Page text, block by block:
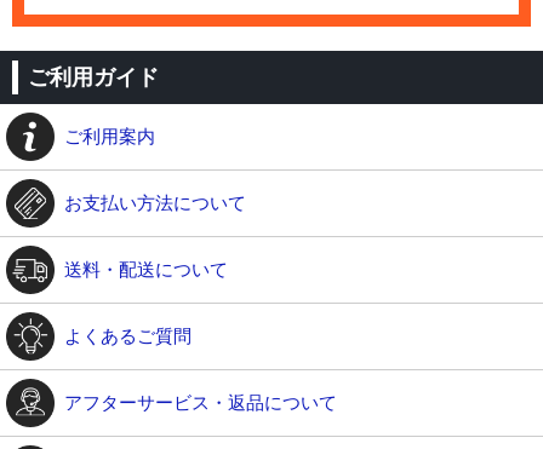
ご利用ガイド
ご利用案内
お支払い方法について
送料・配送について
よくあるご質問
アフターサービス・返品について